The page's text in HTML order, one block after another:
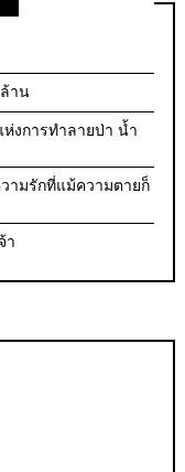
ล้าน
งการทำลายป่า น้ำ
ามรักที่แม้ความตายก็
า